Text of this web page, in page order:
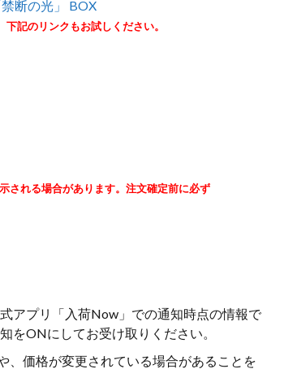
断の光」 BOX
記のリンクもお試しください。
される場合があります。注文確定前に必ず
アプリ「入荷Now」での通知時点の情報で
をONにしてお受け取りください。
、価格が変更されている場合があることを